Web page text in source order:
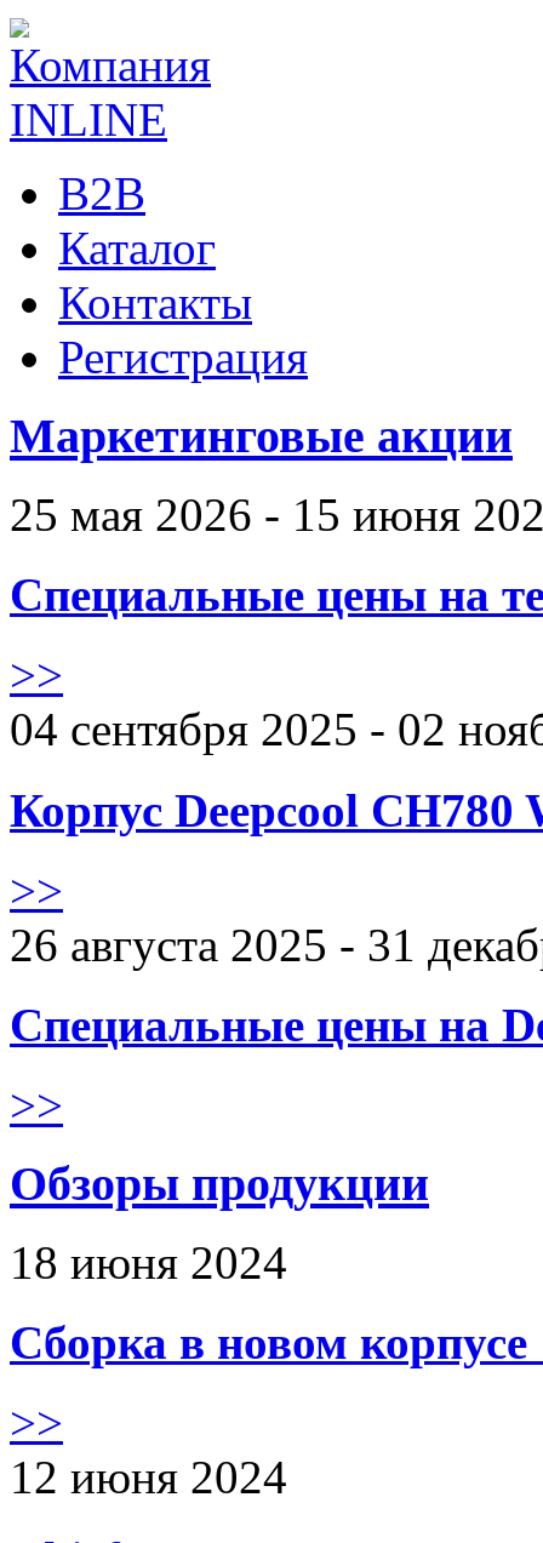
B2B
Каталог
Контакты
Регистрация
Маркетинговые акции
25 мая 2026 - 15 июня
Специальные цены на
>>
04 сентября 2025 - 02
Корпус Deepcool CH780
>>
26 августа 2025 - 31
Специальные цены на
>>
Обзоры продукции
18 июня 2024
Сборка в новом
>>
12 июня 2024